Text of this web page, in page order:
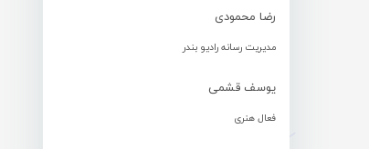
رضا محمودی
مدیریت رسانه رادیو بندر
یوسف قشمی
فعال هنری